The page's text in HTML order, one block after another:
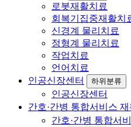
로봇재활치료
회복기집중재활치
신경계 물리치료
정형계 물리치료
작업치료
언어치료
인공신장센터
하위분류
인공신장센터
간호·간병 통합서비스
간호·간병 통합서